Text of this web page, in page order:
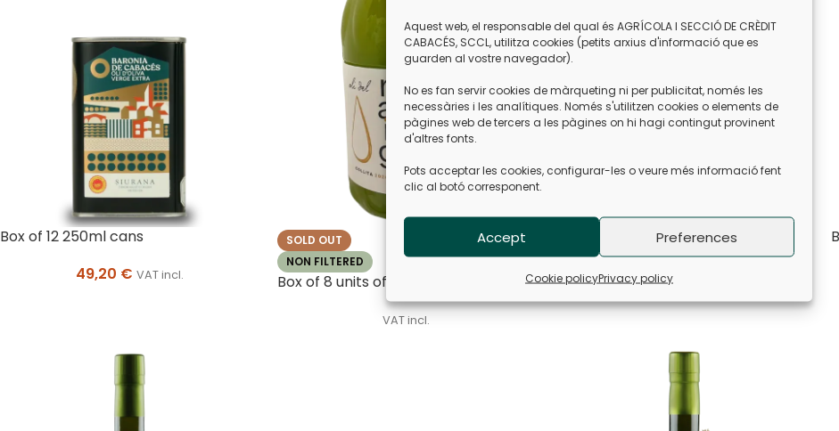
Aquest web, el responsable del qual és AGRÍCOLA I SECCIÓ DE CRÈDIT
CABACÉS, SCCL, utilitza cookies (petits arxius d'informació que es
guarden al vostre navegador).
No es fan servir cookies de màrqueting ni per publicitat, només les
necessàries i les analítiques. Només s'utilitzen cookies o elements de
pàgines web de tercers a les pàgines on hi hagi contingut provinent
d'altres fonts.
Pots acceptar les cookies, configurar-les o veure més informació fent
clic al botó corresponent.
Accept Preferences
Cookie policyPrivacy policy
Box of 12 250ml cans
49,20 € VAT incl.
SOLD OUT
NON FILTERED
Box of 8 units of 2l Non filtered
VAT incl.
19,80€